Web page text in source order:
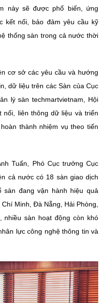
này sẽ được phổ biến, ứng
kết nối, bảo đảm yêu cầu kỹ
thống sàn trong cả nước thời
cơ sở các yêu cầu và hướng
dữ liệu trên các Sàn của Cục
lý sàn techmartvietnam, Hội
nối, liên thông dữ liệu và triển
thành nhiệm vụ theo tiến
Tuấn, Phó Cục trưởng Cục
cả nước có 18 sàn giao dịch
sàn đang vận hành hiệu quả
Minh, Đà Nẵng, Hải Phòng,
sàn hoạt động còn khó
lực công nghệ thông tin và